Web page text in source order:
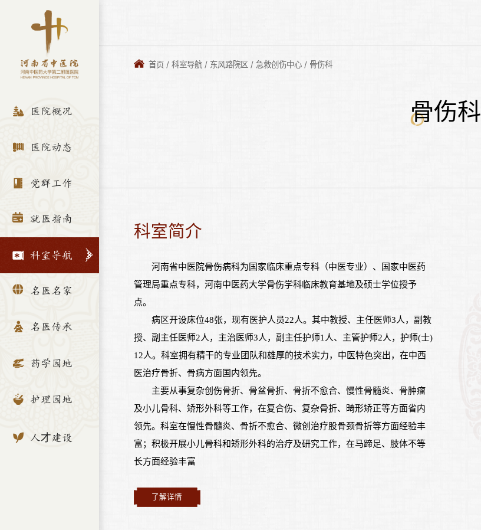
医院概况
医院动态
党群工作
就医指南
科室导航
名医名家
名医传承
药学园地
护理园地
人才建设
首页/ 科室导航/ 东风路院区/ 急救创伤中心/ 骨伤科
骨伤科
科室简介
河南省中医院骨伤病科为国家临床重点专科（中医专业）、国家中医药
管理局重点专科，河南中医药大学骨伤学科临床教育基地及硕士学位授予
点。
病区开设床位48张，现有医护人员22人。其中教授、主任医师3人，副教
授、副主任医师2人，主治医师3人，副主任护师1人、主管护师2人，护师(士)
12人。科室拥有精干的专业团队和雄厚的技术实力，中医特色突出，在中西
医治疗骨折、骨病方面国内领先。
主要从事复杂创伤骨折、骨盆骨折、骨折不愈合、慢性骨髓炎、骨肿瘤
及小儿骨科、矫形外科等工作，在复合伤、复杂骨折、畸形矫正等方面省内
领先。科室在慢性骨髓炎、骨折不愈合、微创治疗股骨颈骨折等方面经验丰
富；积极开展小儿骨科和矫形外科的治疗及研究工作，在马蹄足、肢体不等
长方面经验丰富
了解详情